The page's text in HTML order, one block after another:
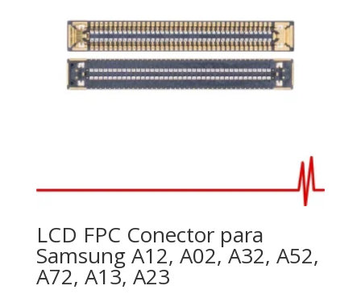
LCD FPC Conector para
Samsung A12, A02, A32, A52,
A72, A13, A23